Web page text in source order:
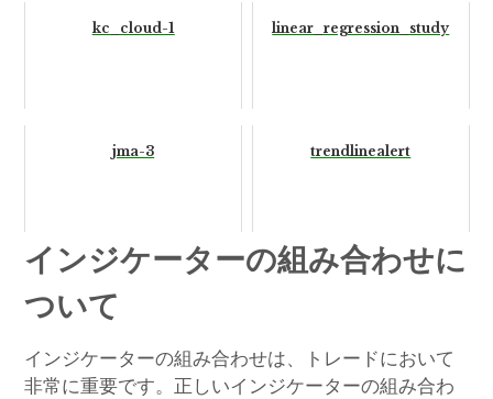
kc_cloud-1 linear_regression_study
jma-3 trendlinealert
インジケーターの組み合わせに
ついて
インジケーターの組み合わせは、トレードにおいて
非常に重要です。正しいインジケーターの組み合わ